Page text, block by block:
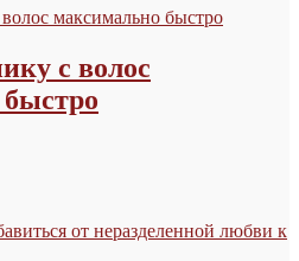
с волос
от неразделенной любви к